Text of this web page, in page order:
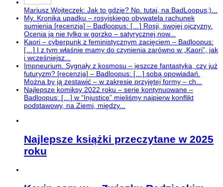
Mariusz Wojteczek: Jak to gdzie? Np. tutaj, na BadLoopus;)...
My. Kronika upadku – rosyjskiego obywatela rachunek
sumienia [recenzja] – Badloopus: […] Rosji, swojej ojczyzny.
Ocenia ją nie tylko w gorzko – satyrycznej now...
Kaori – cyberpunk z feministycznym zacięciem – Badloopus:
[…] I z tym właśnie mamy do czynienia zarówno w „Kaori”, jak
i wcześniejsz...
Impneurium. Sygnały z kosmosu – jeszcze fantastyka, czy już
futuryzm? [recenzja] – Badloopus: […] sobą opowiadań.
Można by ją zestawić – w zakresie przyjętej formy – ch...
Najlepsze komiksy 2022 roku – serie kontynuowane –
Badloopus: […] w “Injustice” mieliśmy najpierw konflikt
podstawowy, na Ziemi, między...
Najlepsze książki przeczytane w 2025
roku